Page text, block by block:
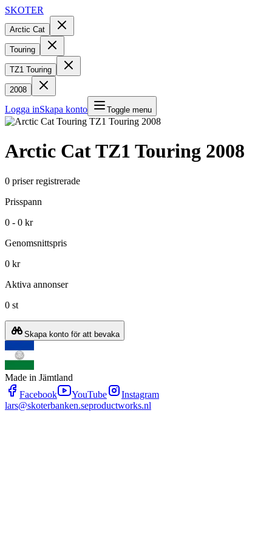
SKOTER
Arctic Cat
Touring
TZ1 Touring
2008
Logga inSkapa konto Toggle menu
Arctic CatTZ1 Touring 2008
0 priser registrerade
Prisspann
0 - 0 kr
Genomsnittspris
0 kr
Aktiva annonser
0 st
Skapa konto för att bevaka
Made in Jämtland
Facebook
YouTube
Instagram
lars@skoterbanken.seproductworks.nl